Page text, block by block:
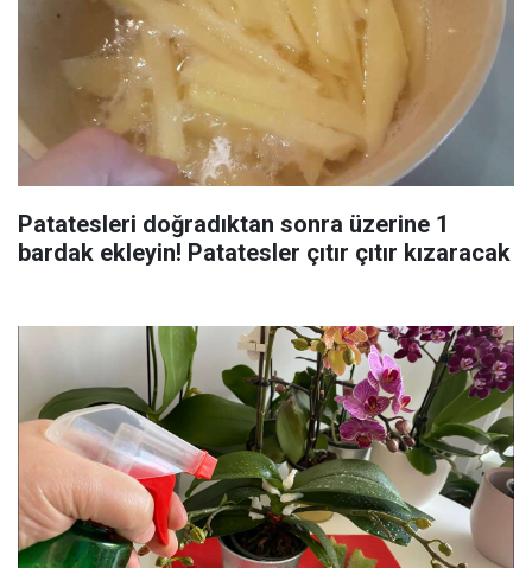
Patatesleri doğradıktan sonra üzerine 1
bardak ekleyin! Patatesler çıtır çıtır kızaracak